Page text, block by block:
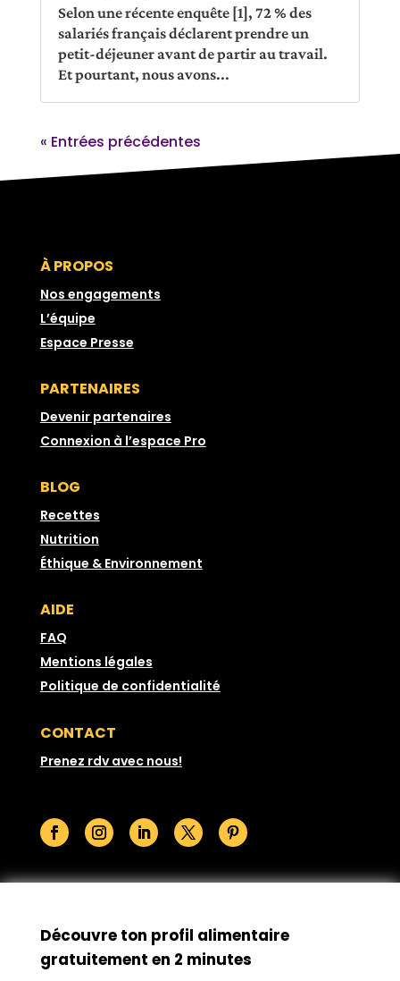
Selon une récente enquête [1], 72 % des
salariés français déclarent prendre un
petit-déjeuner avant de partir au travail.
Et pourtant, nous avons...
« Entrées précédentes
À PROPOS
Nos engagements
L’équipe
Espace Presse
PARTENAIRES
Devenir partenaires
Connexion à l’espace Pro
BLOG
Recettes
Nutrition
Éthique & Environnement
AIDE
FAQ
Mentions légales
Politique de confidentialité
CONTACT
Prenez rdv avec nous!
Découvre ton profil alimentaire
gratuitement en 2 minutes